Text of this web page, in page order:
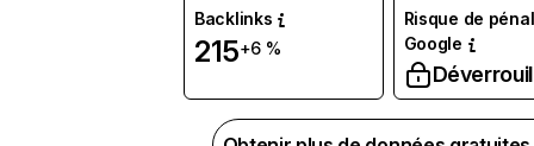
Backlinks
215+6 %
Risque de
Google